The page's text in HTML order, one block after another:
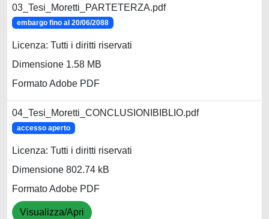
03_Tesi_Moretti_PARTETERZA.pdf
embargo fino al 20/06/2088
Licenza: Tutti i diritti riservati
Dimensione 1.58 MB
Formato Adobe PDF
04_Tesi_Moretti_CONCLUSIONIBIBLIO.pdf
accesso aperto
Licenza: Tutti i diritti riservati
Dimensione 802.74 kB
Formato Adobe PDF
Visualizza/Apri